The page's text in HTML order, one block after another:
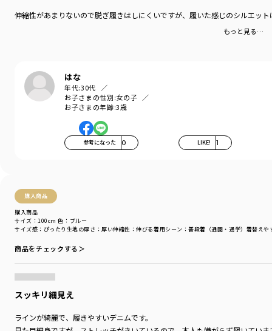
伸縮性があまりないので脱ぎ履きはしにくいですが、履いた感じのシルエット
もっと見る…
はな
年代:30代
お子さまの性別:女の子
お子さまの年齢:3歳
参考になった 0 LIKE! 1
購入商品
購入商品
サイズ感 ：ぴったり 生地の厚さ ：厚い伸縮性 ：伸びる着用シーン ：普段着（通園・通学） 着替えや
サイズ：100cm 色：ブルー
商品をチェックする＞
スッキリ細見え
ラインが綺麗で、履きやすいデニムです。
カテゴリ
／ボトムス>ロングパンツ